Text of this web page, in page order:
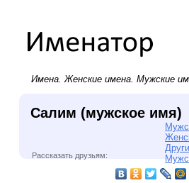
Имена.Женские имена. Мужские
Салим (мужское имя)
Рассказать друзьям: